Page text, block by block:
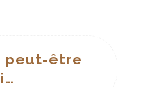
peut-être